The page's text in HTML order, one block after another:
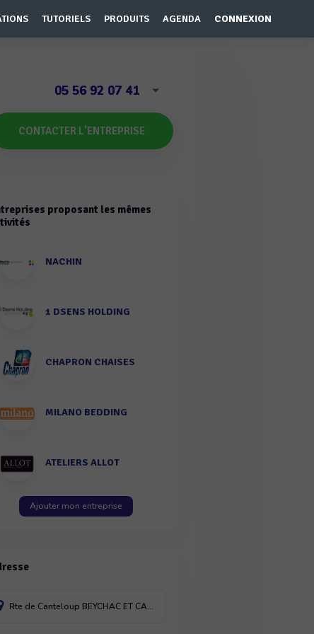
TUTORIELS PRODUITS AGENDA CONNEXION
05 56 92 07 41
CONTACTER L'ENTREPRISE
proposant les mêmes
NACHIN
1 DSENS HOLDING
CHAPRON CHAISES
MILANO BEDDING
ATELIERS ALLOT
Ajouter mon entreprise
Rte de Canteloup BEYCHAC ET CAILLAU